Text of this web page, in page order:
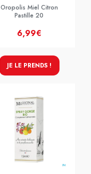
Oropolis Miel Citron
Pastille 20
6,99€
JE LE PRENDS !